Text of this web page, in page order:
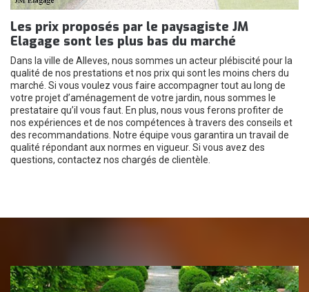
Les prix proposés par le paysagiste JM
Elagage sont les plus bas du marché
Dans la ville de Alleves, nous sommes un acteur plébiscité pour la
qualité de nos prestations et nos prix qui sont les moins chers du
marché. Si vous voulez vous faire accompagner tout au long de
votre projet d’aménagement de votre jardin, nous sommes le
prestataire qu’il vous faut. En plus, nous vous ferons profiter de
nos expériences et de nos compétences à travers des conseils et
des recommandations. Notre équipe vous garantira un travail de
qualité répondant aux normes en vigueur. Si vous avez des
questions, contactez nos chargés de clientèle.